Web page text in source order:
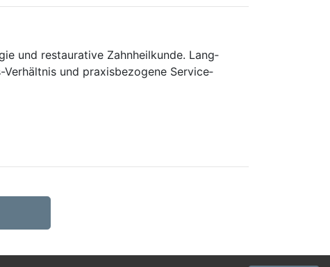
und restau­rative Zahn­heil­kunde. Lang­
­Verhältnis und praxis­bezogene Service­